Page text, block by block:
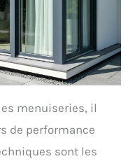
menuiseries, il
de performance
sont les